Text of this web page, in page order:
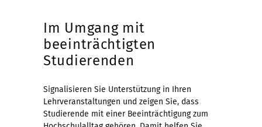
Im Umgang mit
beeinträchtigten
Studierenden
Signalisieren Sie Unterstützung in Ihren
Lehrveranstaltungen und zeigen Sie, dass
Studierende mit einer Beeinträchtigung zum